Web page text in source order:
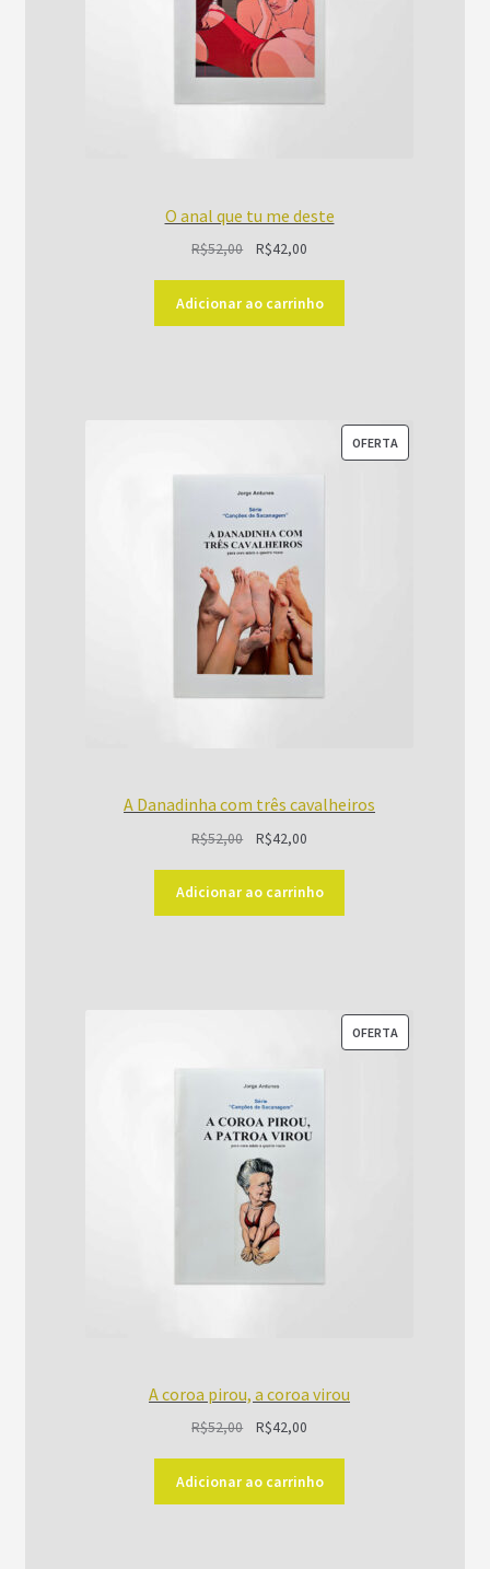
O anal que tu me deste
R$52,00
original
era:
R$42,00O
atual
é:
Adicionar ao carrinho
OFERTAPRODUTO
A Danadinha com três cavalheiros
R$52,00
original
era:
R$42,00O
atual
é:
Adicionar ao carrinho
OFERTA
A coroa pirou, a coroa virou
R$52,00
preço
original
era:
R$42,00O
preço
atual
é:
Adicionar ao carrinho